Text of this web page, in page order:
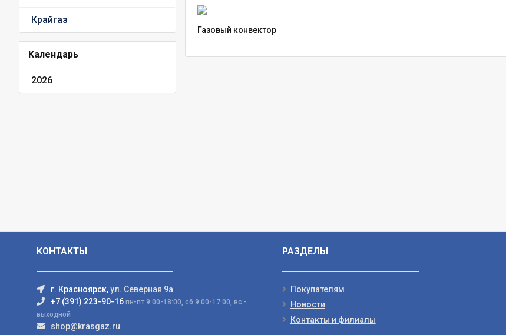
Крайгаз
Календарь
2026
Газовый конвектор
КОНТАКТЫ
г. Красноярск,ул. Северная 9а
+7 (391) 223-90-16 пн-пт 9:00-18:00, сб 9:00-17:00, вс -
выходной
shop@krasgaz.ru
РАЗДЕЛЫ
Покупателям
Новости
Контакты и филиалы